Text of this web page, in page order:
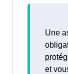
Une
et